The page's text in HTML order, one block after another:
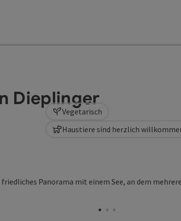
Dieplinger
Haustiere sind herzlich
Vegetarisch